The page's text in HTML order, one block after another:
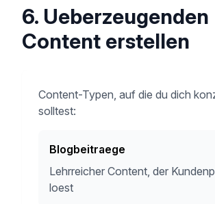
6. Ueberzeugenden
Content erstellen
Content-Typen, auf die du dich
solltest:
Blogbeitraege
Lehrreicher Content, der
loest